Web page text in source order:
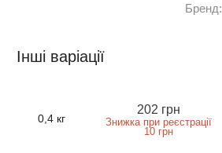
Бренд:
Інші варіації
0,4 кг
202 грн
Знижка при реєстрації
10 грн